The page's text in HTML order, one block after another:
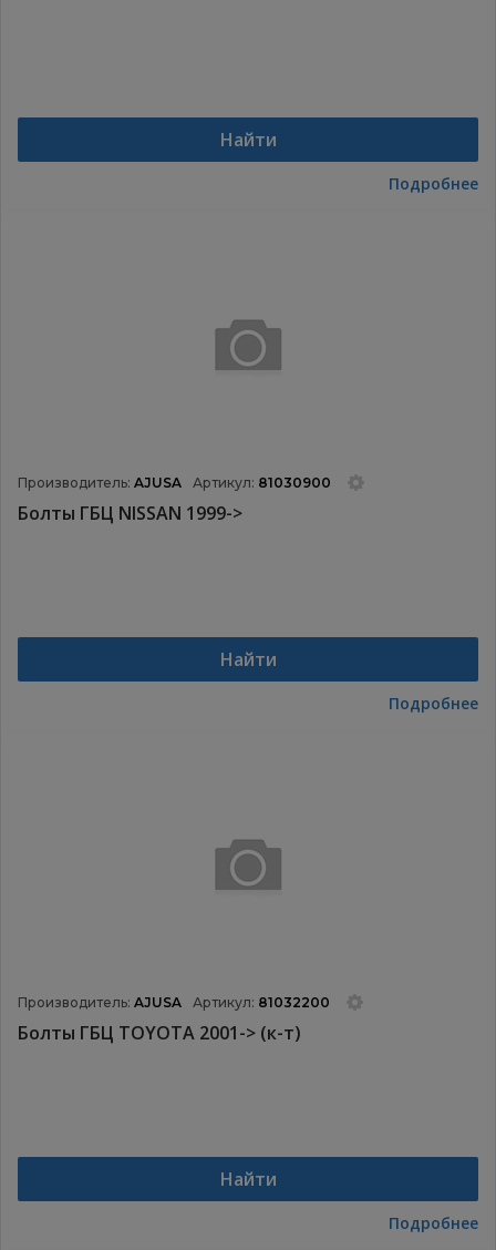
Найти
Подробнее
Производитель: AJUSA Артикул: 81030900
Болты ГБЦ NISSAN 1999->
Найти
Подробнее
Производитель: AJUSA Артикул: 81032200
Болты ГБЦ TOYOTA 2001-> (к-т)
Найти
Подробнее